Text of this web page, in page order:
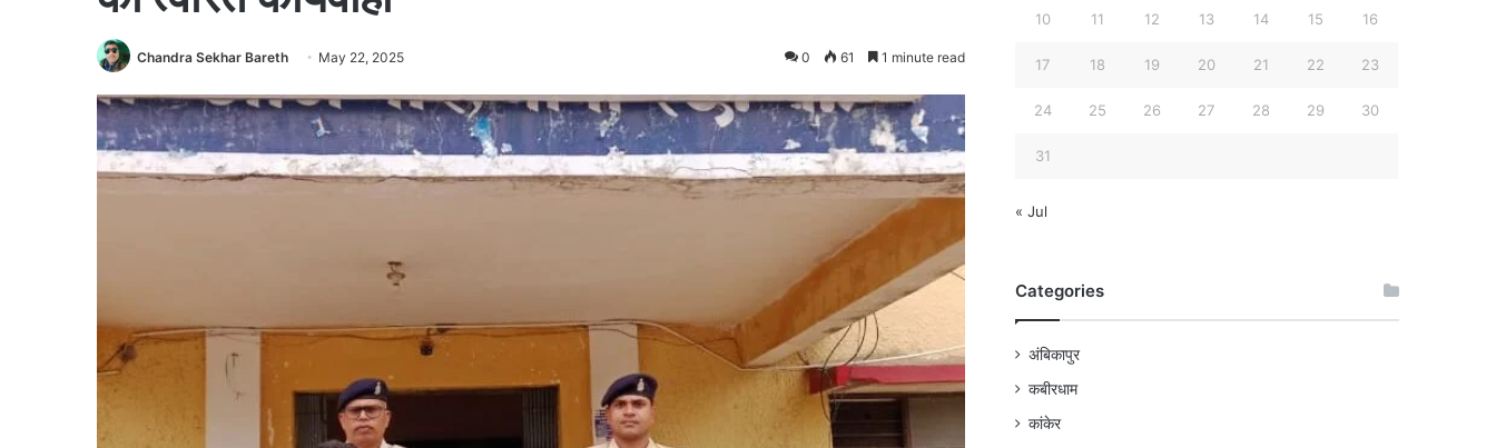
Chandra Sekhar Bareth May 22, 2025 0 61 1 minute read
10 11 12 13 14 15 16
17 18 19 20 21 22 23
24 25 26 27 28 29 30
31
« Jul
Categories
अंबिकापुर
कबीरधाम
कांकेर